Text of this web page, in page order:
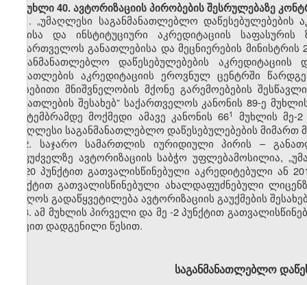
მუხლი40. ავტორიზაციისპირობებისშესრულებაზე
1. „უმაღლესი საგანმანათლებლო დაწესებულებების
წესისა და ინსტიტუციური
აკრედიტაციის
საქართველოს განათლებისა და მეცნიერების
საგანმანათლებლო დაწესებულებების
განათლების აკრედიტაციის ეროვნულ ცენტრში
არსებითი მნიშვნელობის მქონე გარემოებების
განათლების შესახებ” საქართველოს კანონის89-ე
სექტემბრამდე მოქმედი ამავე კანონის 66​1 მუხლის მე-2
უმაღლესი საგანმანათლებლო დაწესებულებების მიმართ
2. საჯარო სამართლის იურიდიულიპირის–
საფუძველზე ავტორიზაციის საბჭო უფლებამოსილია,
მე-20 პუნქტით გათვალისწინებული აკრედიტებულიან
პუნქტით გათვალისწინებული ახალდაფუძნებული
მიიღოს გადაწყვეტილება ავტორიზაციის გაუქმების
3. ამ მუხლის პირველი და მე -2პუნქტით
თავითდადგენილი წესით.
საგანმანათლებლო